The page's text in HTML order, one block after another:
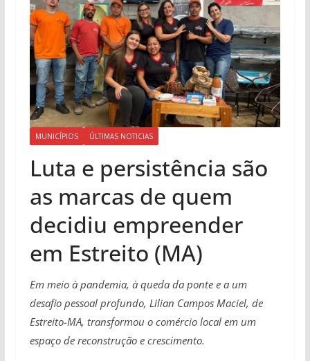
MUNICÍPIOS ÚLTIMAS NOTICIAS
Luta e persistência são
as marcas de quem
decidiu empreender
em Estreito (MA)
Em meio à pandemia, à queda da ponte e a um
desafio pessoal profundo, Lilian Campos Maciel, de
Estreito-MA, transformou o comércio local em um
espaço de reconstrução e crescimento.